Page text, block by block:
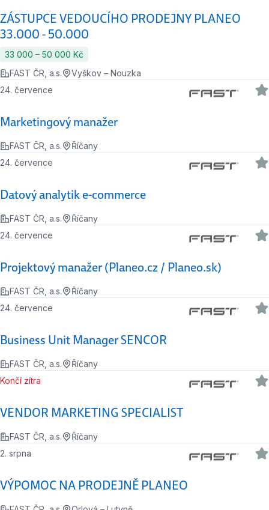
ZÁSTUPCE VEDOUCÍHO PRODEJNY PLANEO
33.000 - 50.000
33 000 ‍–‍ 50 000 Kč
FAST ČR, a.s.
Vyškov – Nouzka
Marketingový manažer
24. července
FAST ČR, a.s. Říčany
Datový analytik e-commerce
24. července
FAST ČR, a.s. Říčany
Projektový manažer (Planeo.cz / Planeo.sk)
24. července
FAST ČR, a.s. Říčany
Business Unit Manager SENCOR
24. července
FAST ČR, a.s. Říčany
VENDOR MARKETING SPECIALIST
Končí zítra
FAST ČR, a.s. Říčany
VÝPOMOC NA PRODEJNĚ PLANEO
2. srpna